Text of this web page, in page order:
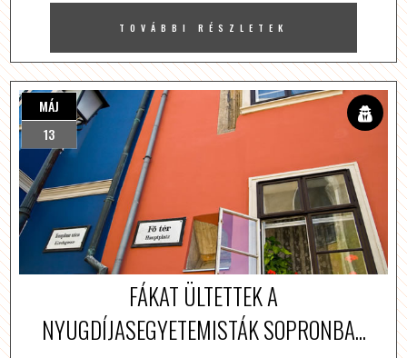
TOVÁBBI RÉSZLETEK
MÁJ
13
FÁKAT ÜLTETTEK A
NYUGDÍJASEGYETEMISTÁK SOPRONBA...